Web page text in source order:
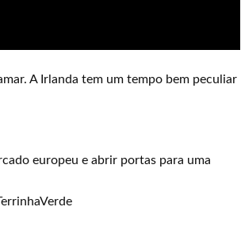
A Irlanda tem um tempo bem peculiar
europeu e abrir portas para uma